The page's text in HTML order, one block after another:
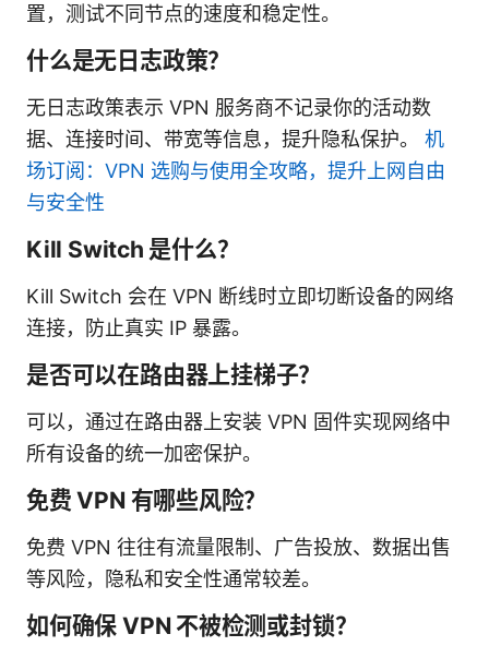
置，测试不同节点的速度和稳定性。
什么是无日志政策？
无日志政策表示 VPN 服务商不记录你的活动数
据、连接时间、带宽等信息，提升隐私保护。 机
场订阅：VPN 选购与使用全攻略，提升上网自由
与安全性
Kill Switch 是什么？
Kill Switch 会在 VPN 断线时立即切断设备的网络
连接，防止真实 IP 暴露。
是否可以在路由器上挂梯子？
可以，通过在路由器上安装 VPN 固件实现网络中
所有设备的统一加密保护。
免费 VPN 有哪些风险？
免费 VPN 往往有流量限制、广告投放、数据出售
等风险，隐私和安全性通常较差。
如何确保 VPN 不被检测或封锁？